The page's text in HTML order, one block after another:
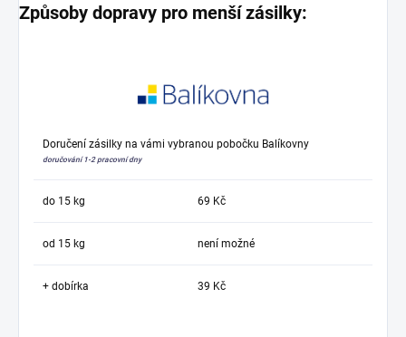
Způsoby dopravy pro menší zásilky:
Doručení zásilky na vámi vybranou pobočku Balíkovny
doručování 1-2 pracovní dny
do 15 kg 69 Kč
od 15 kg není možné
+ dobírka 39 Kč